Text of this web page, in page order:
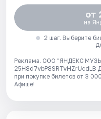
от
на
2 шаг. Выберите
Реклама. ООО "ЯНДЕКС
25H8d7vbP8SRTvHZrUcdLB
при покупке билетов от 3
Афише!